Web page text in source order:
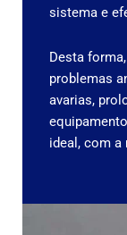
sistema e
Desta
problemas
avarias,
ideal, com a